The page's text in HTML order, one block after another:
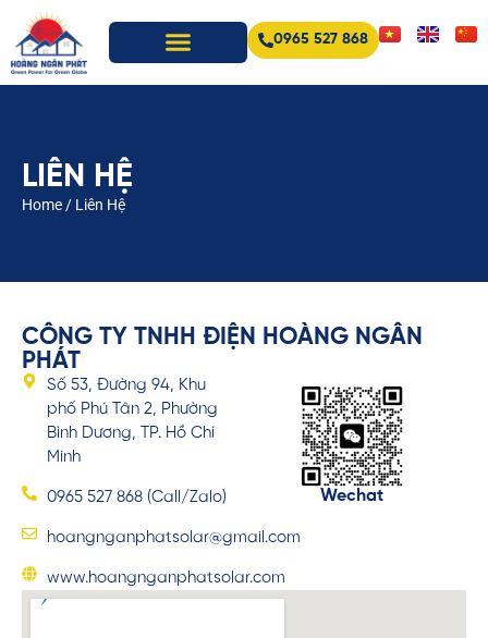
0965 527 868
LIÊN HỆ
Home / Liên Hệ
CÔNG TY TNHH ĐIỆN HOÀNG NGÂN
PHÁT
Số 53, Đường 94, Khu
phố Phú Tân 2, Phường
Bình Dương, TP. Hồ Chí
Minh
0965 527 868 (Call/Zalo)
hoangnganphatsolar@gmail.com
www.hoangnganphatsolar.com
Wechat